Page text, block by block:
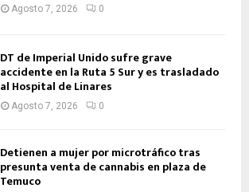
Agosto 7, 2026 0
DT de Imperial Unido sufre grave
accidente en la Ruta 5 Sur y es trasladado
al Hospital de Linares
Agosto 7, 2026 0
Detienen a mujer por microtráfico tras
presunta venta de cannabis en plaza de
Temuco